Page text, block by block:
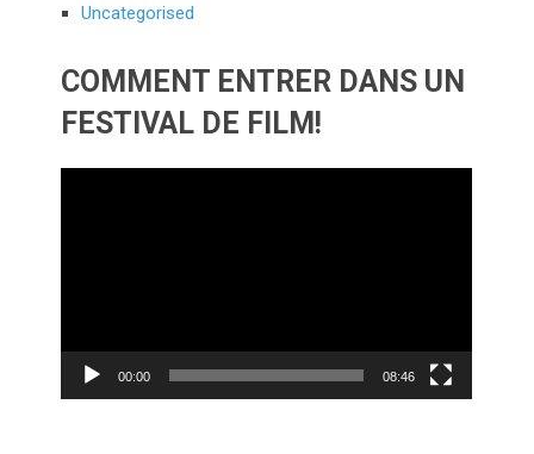
Uncategorised
COMMENT ENTRER DANS UN
FESTIVAL DE FILM!
00:00 08:46